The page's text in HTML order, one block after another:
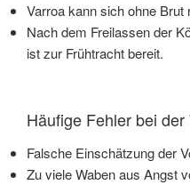
Varroa kann sich ohne Brut
Nach dem Freilassen der
ist zur Frühtracht bereit.
Häufige Fehler bei
Falsche Einschätzung der
Zu viele Waben aus Angst